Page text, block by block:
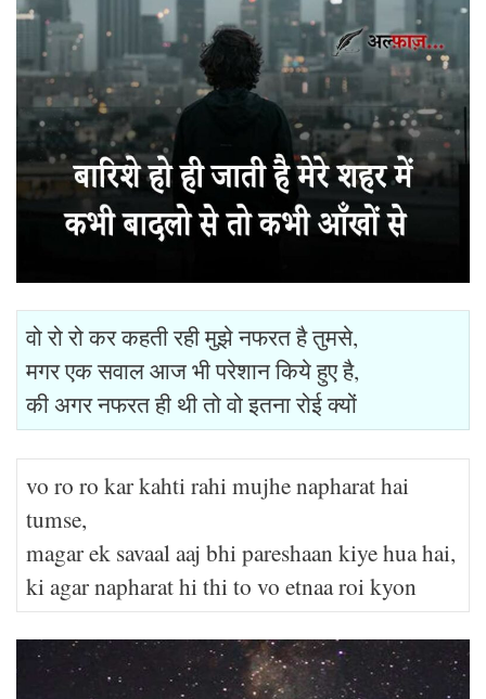
वो रो रो कर कहती रही मुझे नफरत है तुमसे,
मगर एक सवाल आज भी परेशान किये हुए है,
की अगर नफरत ही थी तो वो इतना रोई क्यों
vo ro ro kar kahti rahi mujhe napharat hai
tumse,
magar ek savaal aaj bhi pareshaan kiye hua hai,
ki agar napharat hi thi to vo etnaa roi kyon